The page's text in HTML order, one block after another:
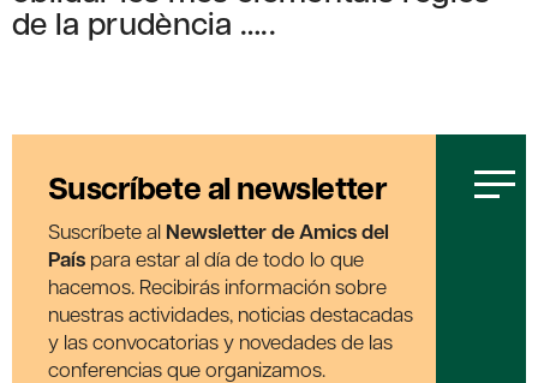
de la prudència …..
Suscríbete al newsletter
Suscríbete al Newsletter de Amics del
País para estar al día de todo lo que
hacemos. Recibirás información sobre
nuestras actividades, noticias destacadas
y las convocatorias y novedades de las
conferencias que organizamos.